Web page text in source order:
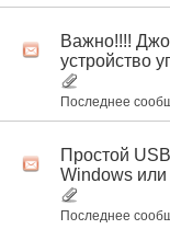
Важно!!!!
устройство
Последнее
Простой
Windows
Последнее